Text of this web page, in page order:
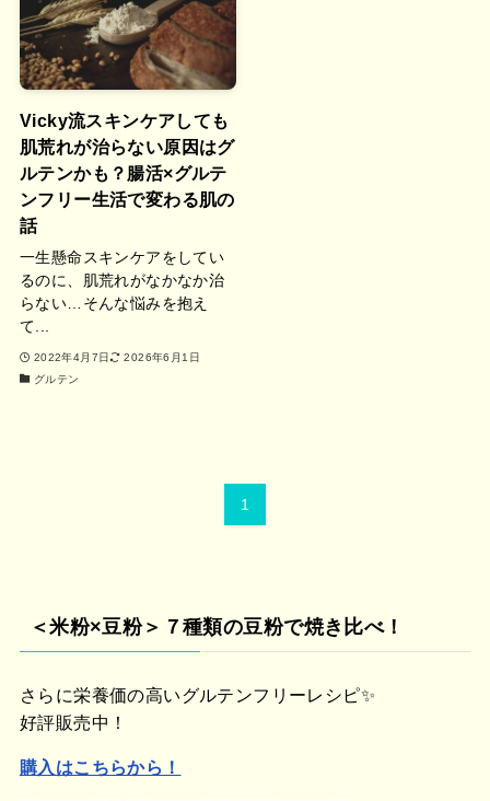
Vicky流スキンケアしても
肌荒れが治らない原因はグ
ルテンかも？腸活×グルテ
ンフリー生活で変わる肌の
話
一生懸命スキンケアをしてい
るのに、肌荒れがなかなか治
らない…そんな悩みを抱え
て...
2022年4月7日
2026年6月1日
グルテン
1
＜米粉×豆粉＞７種類の豆粉で焼き比べ！
さらに栄養価の高いグルテンフリーレシピ✨
好評販売中！
購入はこちらから！